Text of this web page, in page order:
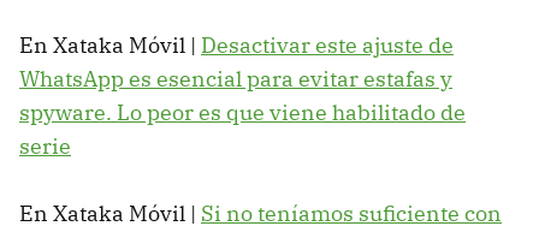
En Xataka Móvil | Desactivar este ajuste de
WhatsApp es esencial para evitar estafas y
spyware. Lo peor es que viene habilitado de
serie
En Xataka Móvil | Si no teníamos suficiente con